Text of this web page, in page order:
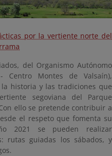
por la vertiente norte del
del Organismo Autónomo
- Centro Montes de Valsaín),
historia y las tradiciones que
segoviana del Parque
ello se pretende contribuir a
el respeto que fomenta su
2021 se pueden realizar
rutas guiadas los sábados, y